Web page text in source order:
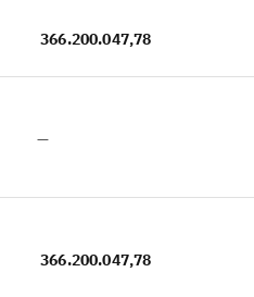
366.200.047,78
—
366.200.047,78